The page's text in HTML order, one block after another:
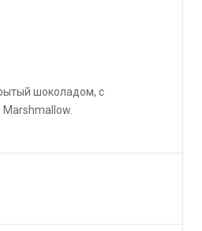
шоколадом, с